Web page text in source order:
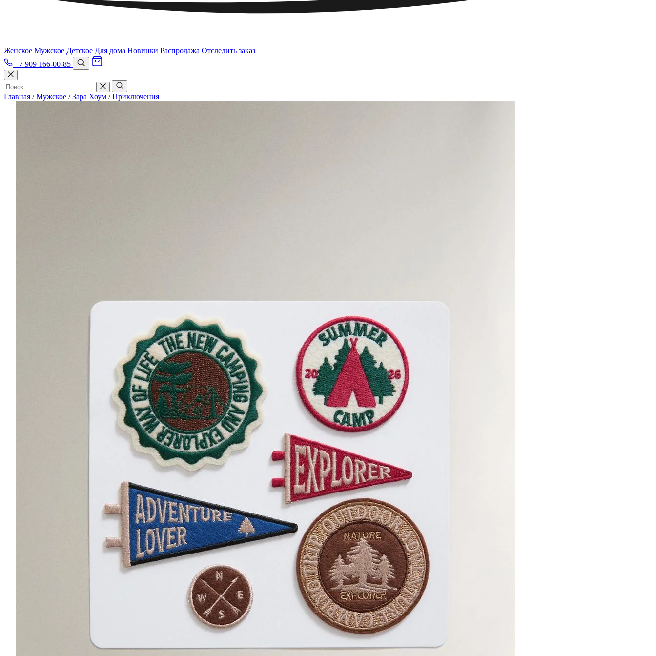
Женское Мужское Детское Для дома Новинки Распродажа Отследить заказ
+7 909 166-00-85
Главная / Мужское / Зара Хоум / Приключения